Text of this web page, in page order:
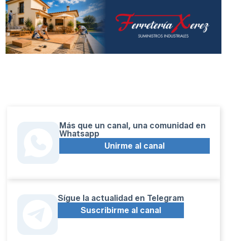
Más que un canal, una comunidad en
Whatsapp
Unirme al canal
Sígue la actualidad en Telegram
Suscribirme al canal